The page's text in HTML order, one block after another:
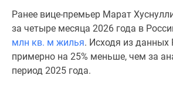
комнатные
Квартиры
карте
Ипотечный
Ранее вице-премьер Марат
за четыре месяца 2026 года в
млн кв. м жилья. Исходя из данных
примерно на 25% меньше, чем за
период 2025 года.